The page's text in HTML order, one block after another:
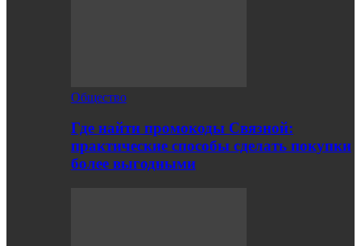
Общество
Где найти промокоды Связной:
практические способы сделать покупки
более выгодными